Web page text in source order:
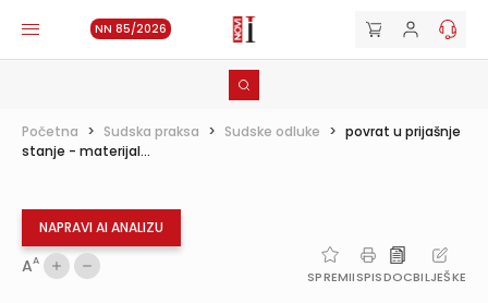
NN 85/2026
Početna > Sudska praksa > Sudske odluke > povrat u prijašnje
stanje - materijal...
NAPRAVI AI ANALIZU
AA
SPREMIISPISDOCBILJEŠKE